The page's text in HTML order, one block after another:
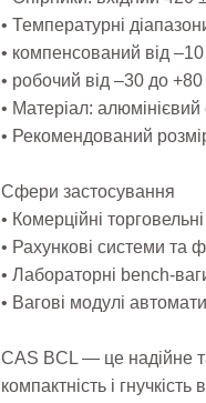
• Температурні
• компенсований від
• робочий від –30 до +80
• Матеріал:
• Рекомендований
Сфери застосування
• Комерційні
• Рахункові системи та
• Лабораторні bench-
• Вагові модулі
CAS BCL — це надійне
компактність і